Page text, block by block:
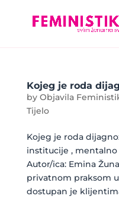
Kojeg je roda
by Objavila
Tijelo
Kojeg je roda
institucije , mentalno
Autor/ica: Emina
privatnom praksom
dostupan je